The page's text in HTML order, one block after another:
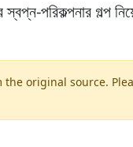
পরিকল্পনার গল্প
original source.